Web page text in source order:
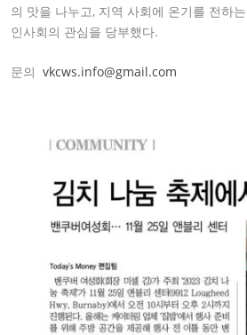
의 맛을 나누고, 지역 사회에 온기를 전하
인사회의 관심을 당부했다.
문의vkcws.info@gmail.com